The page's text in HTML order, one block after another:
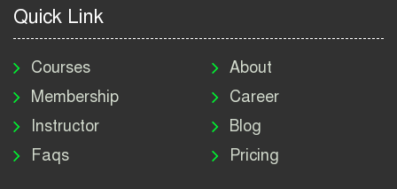
নিয়োগ বিজ্ঞপ্তি ২০২৬ | DNC
Job Circular 2026
পাসপোর্ট করতে কি কি লাগে
২০২৬ | ই-পাসপোর্ট আবেদন ও
Quick Link
Courses
Membership
Instructor
Faqs
About
Career
Blog
Pricing